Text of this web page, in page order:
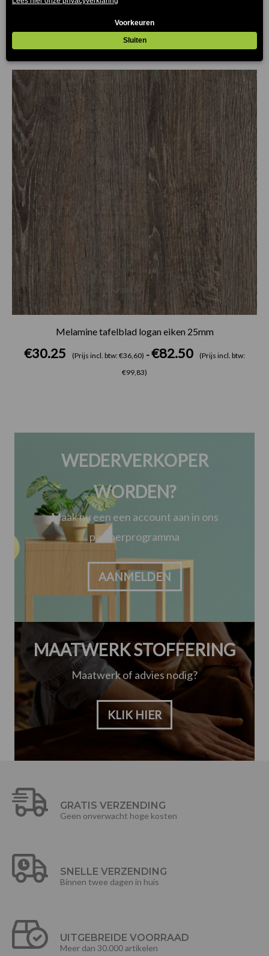
(Prijs incl. btw: €579,59)
Melamine tafelblad logan eiken 25mm
€30.25 (Prijs incl. btw: €36,60) -€82.50
(Prijs incl. btw:
€99,83)
Prijsklasse:
WEDERVERKOPER
WORDEN?
Maak nu een een account aan in ons
partnerprogramma
AANMELDEN
MAATWERK STOFFERING
Maatwerk of advies nodig?
KLIK HIER
GRATIS VERZENDING
Geen onverwacht hoge kosten
SNELLE VERZENDING
Binnen twee dagen in huis
UITGEBREIDE VOORRAAD
Meer dan 30.000 artikelen